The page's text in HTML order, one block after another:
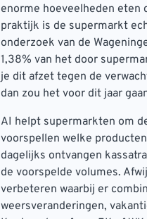
enorme hoeveelheden eten
praktijk is de supermarkt
onderzoek van de
1,38% van het door
je dit afzet tegen de
dan zou het voor dit jaar
AI helpt supermarkten om
voorspellen welke
dagelijks ontvangen
de voorspelde volumes.
verbeteren waarbij er
weersveranderingen,